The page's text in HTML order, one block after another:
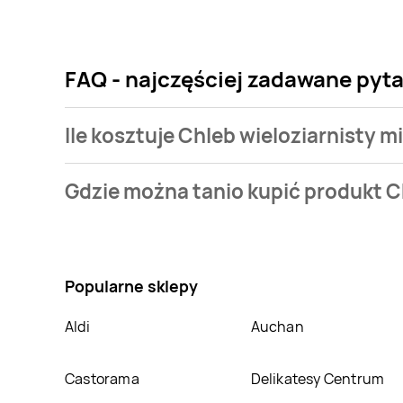
FAQ - najczęściej zadawane
Ile kosztuje Chleb wieloziarnisty
jaką mamy w naszej bazie jest z sieci Leclerc.
Gdzie można tanio kupić produkt
Popularne sklepy
Aldi Auchan
Castorama Delikatesy Centrum